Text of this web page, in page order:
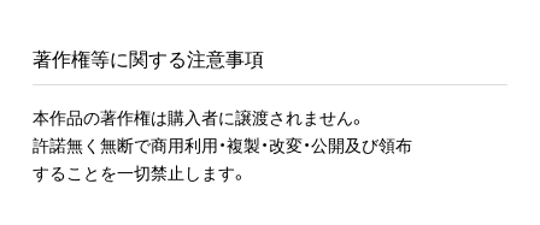
著作権等に関する注意事項
本作品の著作権は購入者に譲渡されません。
許諾無く無断で商用利用・複製・改変・公開及び領布
することを一切禁止します。